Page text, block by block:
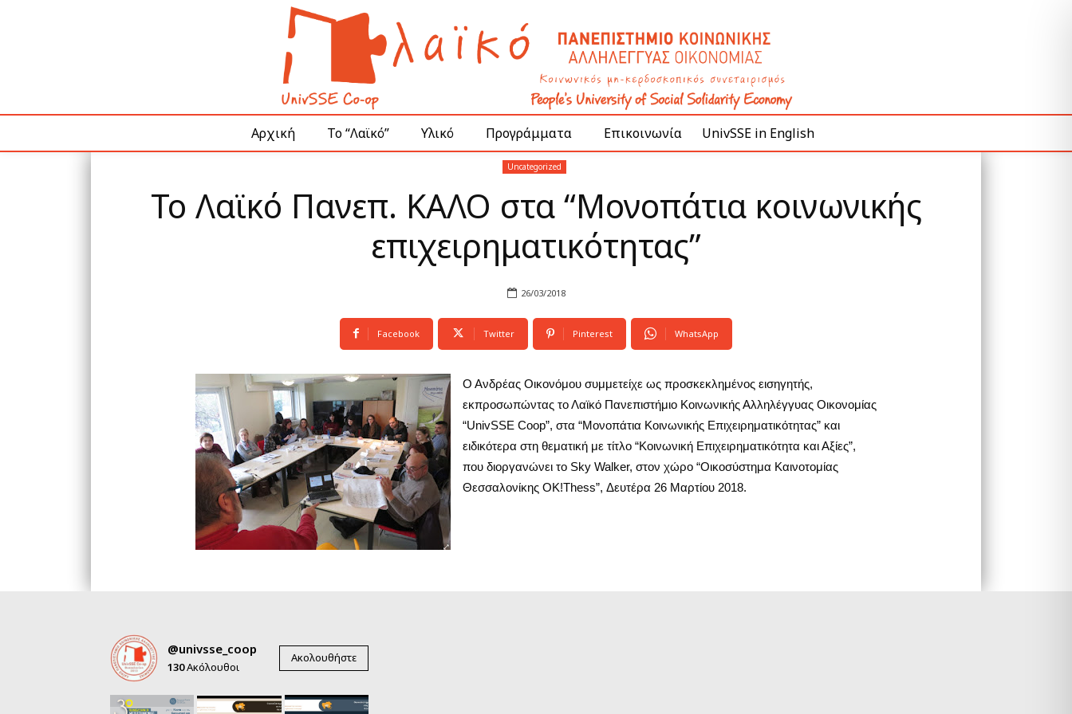
Αρχική Το “Λαϊκό” Υλικό Προγράμματα Επικοινωνία UnivSSE in English
Uncategorized
Το Λαϊκό Πανεπ. ΚΑΛΟ στα “Μονοπάτια κοινωνικής
επιχειρηματικότητας”
26/03/2018
Facebook Twitter Pinterest WhatsApp
Ο Ανδρέας Οικονόμου συμμετείχε ως προσκεκλημένος εισηγητής,
εκπροσωπώντας το Λαϊκό Πανεπιστήμιο Κοινωνικής Αλληλέγγυας Οικονομίας
“UnivSSE Coop”, στα “Μονοπάτια Κοινωνικής Επιχειρηματικότητας” και
ειδικότερα στη θεματική με τίτλο “Κοινωνική Επιχειρηματικότητα και Αξίες”,
που διοργανώνει το Sky Walker, στον χώρο “Οικοσύστημα Καινοτομίας
Θεσσαλονίκης OK!Thess”, Δευτέρα 26 Μαρτίου 2018.
@univsse_coop
130Ακόλουθοι
Ακολουθήστε